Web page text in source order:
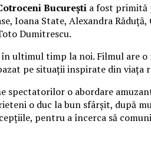
București a fost primită
Ioana State, Alexandra
Dumitrescu.
ultimul timp la noi. Filmul are
pe situații inspirate din viața
spectatorilor o abordare
o duc la bun sfârșit, după
pentru a încerca să